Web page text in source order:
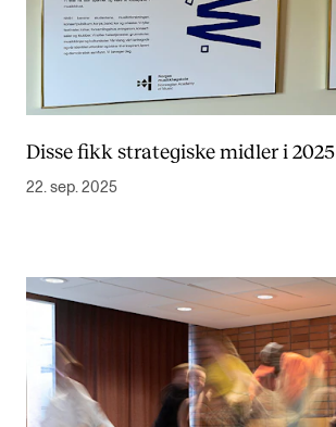
Disse fikk strategiske midler i 2025
22. sep. 2025